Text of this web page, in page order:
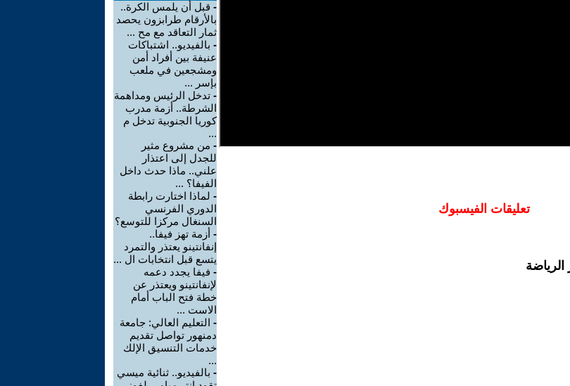
تعليقات الفيسبوك
- قبل أن يلمس الكرة..
بالأرقام طرابزون يحصد
ثمار التعاقد مع مح ...
- بالفيديو.. اشتباكات
عنيفة بين أفراد أمن
ومشجعين في ملعب
بإسر ...
- تدخل الرئيس ومداهمة
الشرطة.. أزمة مدرب
كوريا الجنوبية تدخل م
...
- من مشروع مثير
للجدل إلى اعتذار
علني.. ماذا حدث داخل
الفيفا؟ ...
- لماذا اختارت رابطة
الدوري الفرنسي
السنغال مركزا للتوسع؟
- أزمة تهز فيفا..
إنفانتينو يعتذر والتمرد
يتسع قبل انتخابات ال ...
- فيفا يجدد دعمه
لإنفانتينو ويعتذر عن
خطة فتح الباب أمام
الاست ...
- التعليم العالي: جامعة
دمنهور تواصل تقديم
خدمات التنسيق الإلك
...
- بالفيديو.. ثنائية ميسي